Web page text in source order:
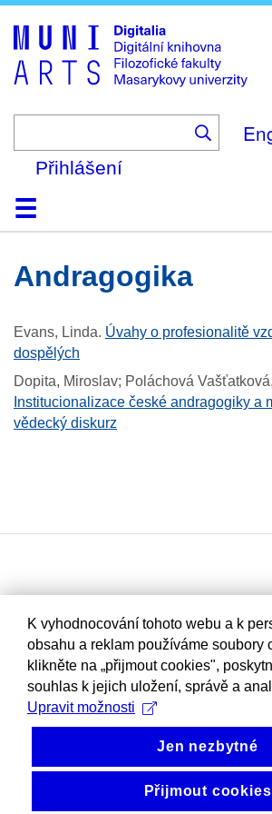
to
main
content
Přihlášení
DomůKolekce
Prohlížení
Vyhledávání
O platformě
Nápověda
KontaktDigitalia
andragogika
Evans, Linda. Úvahy o profesionalitě
dospělých
Dopita, Miroslav; Poláchová
Institucionalizace české andragogiky a
vědecký diskurz
K vyhodnocování tohoto webu a k
obsahu a reklam používáme soubory
klikněte na „přijmout cookies",
souhlas k jejich uložení, správě a
Upravit možnosti
Jen nezbytné
Přijmout cookies